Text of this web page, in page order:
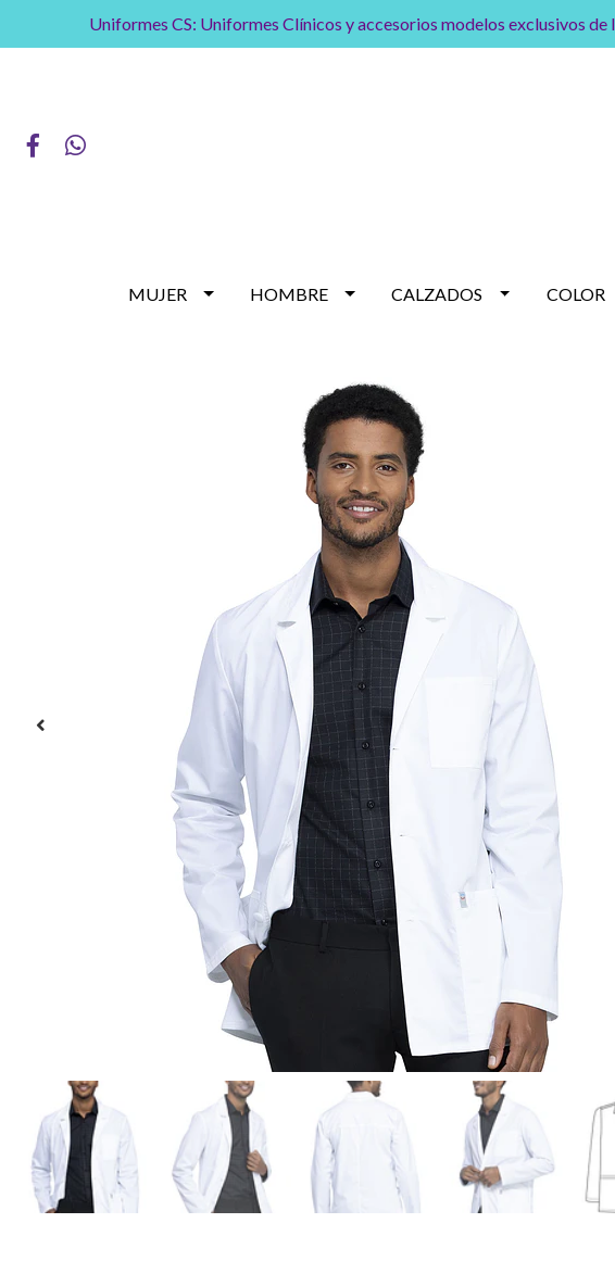
Uniformes CS: Uniformes Clínicos y accesorios modelos exclusivos
MUJER HOMBRE CALZADOS COLOR